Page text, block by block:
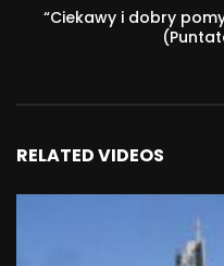
“Ciekawy i dobry
RELATED VIDEOS